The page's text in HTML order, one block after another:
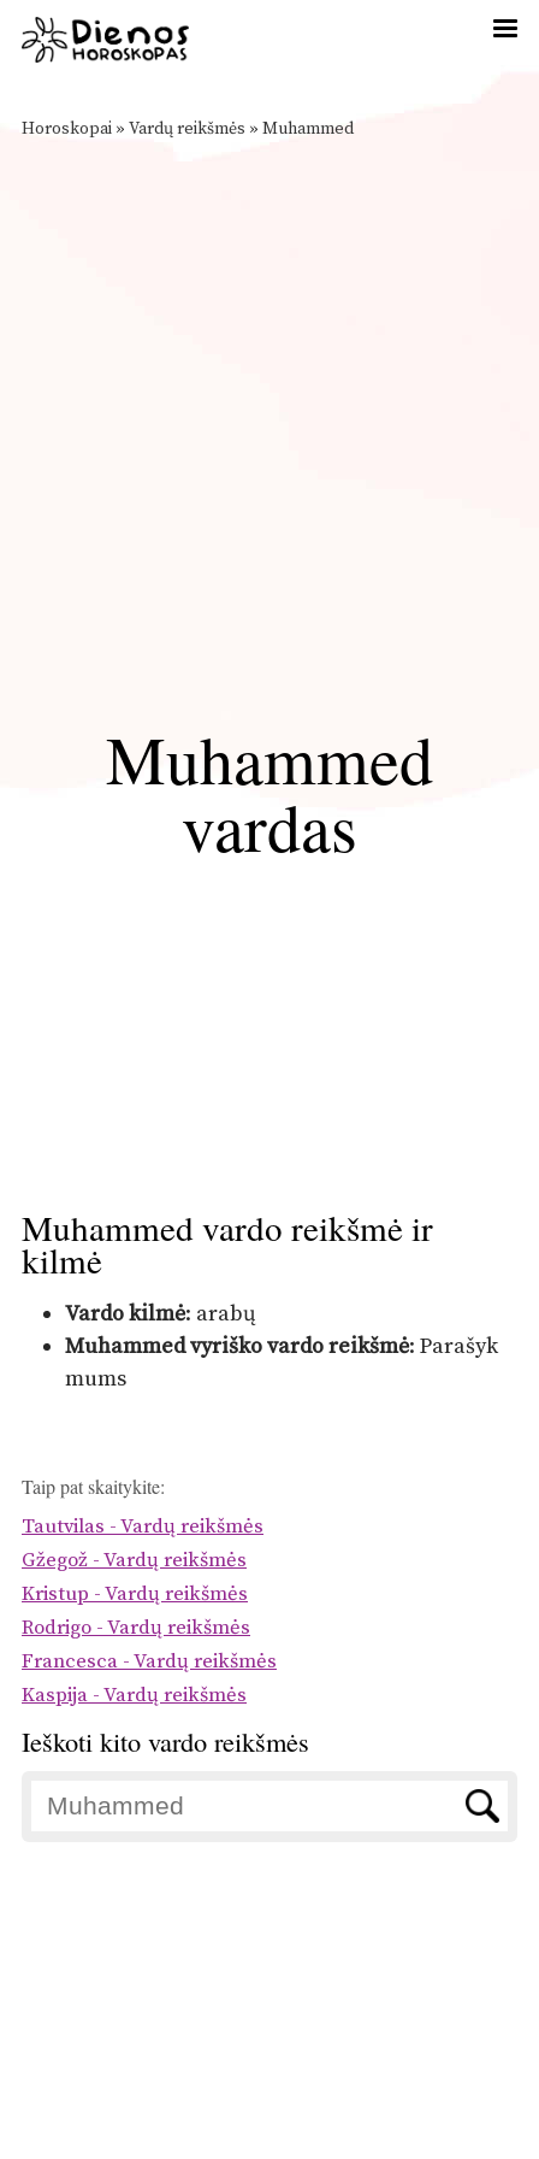
Horoskopai » Vardų reikšmės » Muhammed
Muhammed
vardas
Muhammed vardo reikšmė ir
kilmė
Vardo kilmė: arabų
Muhammed vyriško vardo reikšmė: Parašyk
mums
Taip pat skaitykite:
Tautvilas - Vardų reikšmės
Gžegož - Vardų reikšmės
Kristup - Vardų reikšmės
Rodrigo - Vardų reikšmės
Francesca - Vardų reikšmės
Kaspija - Vardų reikšmės
Ieškoti kito vardo reikšmės